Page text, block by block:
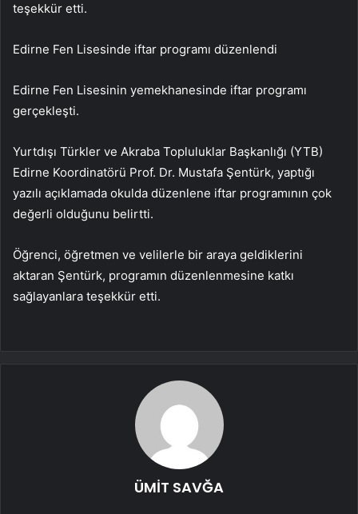
teşekkür etti.
Edirne Fen Lisesinde iftar programı düzenlendi
Edirne Fen Lisesinin yemekhanesinde iftar programı
gerçekleşti.
Yurtdışı Türkler ve Akraba Topluluklar Başkanlığı (YTB)
Edirne Koordinatörü Prof. Dr. Mustafa Şentürk, yaptığı
yazılı açıklamada okulda düzenlene iftar programının çok
değerli olduğunu belirtti.
Öğrenci, öğretmen ve velilerle bir araya geldiklerini
aktaran Şentürk, programın düzenlenmesine katkı
sağlayanlara teşekkür etti.
ÜMİT SAVĞA